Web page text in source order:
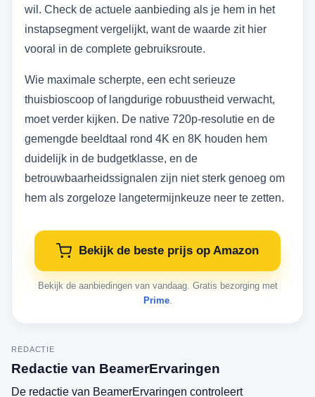
wil. Check de actuele aanbieding als je hem in het
instapsegment vergelijkt, want de waarde zit hier
vooral in de complete gebruiksroute.
Wie maximale scherpte, een echt serieuze
thuisbioscoop of langdurige robuustheid verwacht,
moet verder kijken. De native 720p-resolutie en de
gemengde beeldtaal rond 4K en 8K houden hem
duidelijk in de budgetklasse, en de
betrouwbaarheidssignalen zijn niet sterk genoeg om
hem als zorgeloze langetermijnkeuze neer te zetten.
Bekijk de beste prijs op Amazon
Bekijk de aanbiedingen van vandaag. Gratis bezorging met
Prime.
REDACTIE
Redactie van BeamerErvaringen
De redactie van BeamerErvaringen controleert